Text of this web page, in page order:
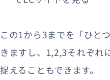
この1から3までを「ひと
きますし、1,2,3それぞれ
捉えることもできます。